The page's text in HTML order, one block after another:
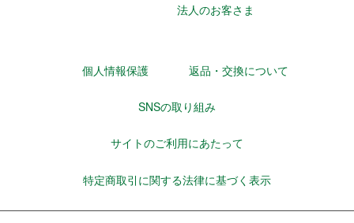
法人のお客さま
個人情報保護 返品・交換について
SNSの取り組み
サイトのご利用にあたって
特定商取引に関する法律に基づく表示